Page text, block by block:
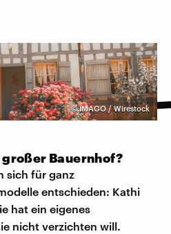
©IMAGO / Wirestock
Bauernhof?
sich für ganz
entschieden: Kathi
hat ein eigenes
nicht verzichten will.